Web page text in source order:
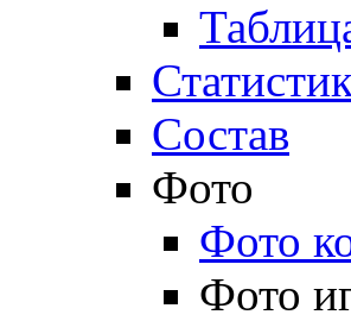
Состав
Фото
Фото
Фото